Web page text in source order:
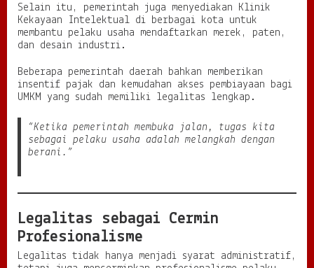
Selain itu, pemerintah juga menyediakan Klinik
Kekayaan Intelektual di berbagai kota untuk
membantu pelaku usaha mendaftarkan merek, paten,
dan desain industri.
Beberapa pemerintah daerah bahkan memberikan
insentif pajak dan kemudahan akses pembiayaan bagi
UMKM yang sudah memiliki legalitas lengkap.
“Ketika pemerintah membuka jalan, tugas kita
sebagai pelaku usaha adalah melangkah dengan
berani.”
Legalitas sebagai Cermin
Profesionalisme
Legalitas tidak hanya menjadi syarat administratif,